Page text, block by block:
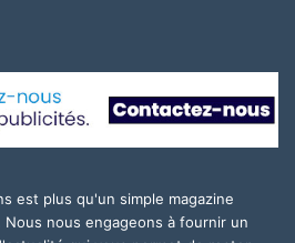
est plus qu'un simple magazine
nous engageons à fournir un